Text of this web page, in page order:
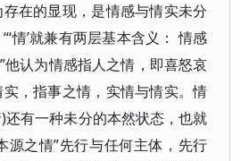
在的显现，是情感与情实未分
情’就兼有两层基本含义： 情感
他认为情感指人之情，即喜怒哀
，指事之情，实情与情实。情
还有一种未分的本然状态，也就
源之情”先行与任何主体，先行